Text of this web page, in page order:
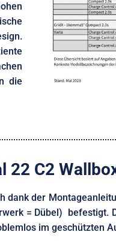
die
22 C2
der
= Dübel) befestigt.
im geschützten